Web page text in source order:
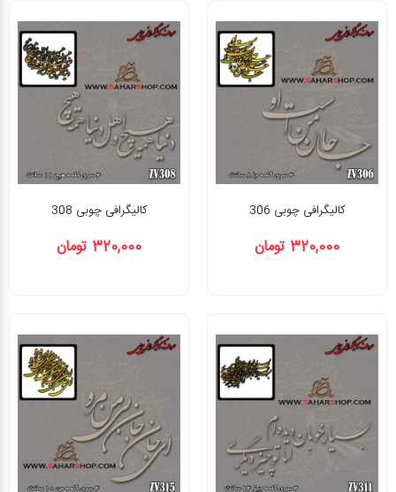
کالیگرافی چوبی 306
320,000 تومان
کالیگرافی چوبی 308
320,000 تومان